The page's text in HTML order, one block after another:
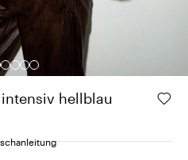
hellblau